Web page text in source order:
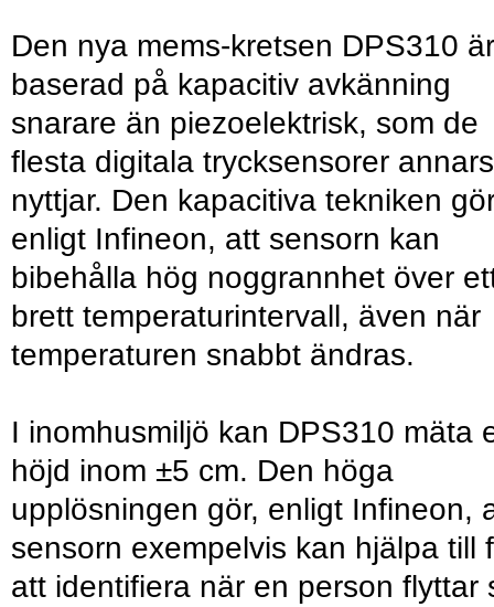
Den nya mems-kretsen DPS310 är
baserad på kapacitiv avkänning
snarare än piezoelektrisk, som de
flesta digitala trycksensorer annars
nyttjar. Den kapacitiva tekniken
enligt Infineon, att sensorn kan
bibehålla hög noggrannhet över
brett temperaturintervall, även när
temperaturen snabbt ändras.
I inomhusmiljö kan DPS310 mäta
höjd inom ±5 cm. Den höga
upplösningen gör, enligt Infineon,
sensorn exempelvis kan hjälpa till
att identifiera när en person flyttar